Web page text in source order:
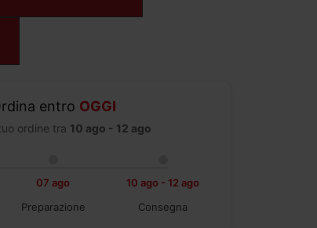
entro OGGI
ordine tra 10 ago - 12 ago
07 ago
Preparazione
10 ago - 12 ago
Consegna